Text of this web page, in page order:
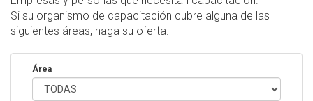
Si su organismo de capacitación cubre alguna de las
siguientes áreas, haga su oferta.
Área